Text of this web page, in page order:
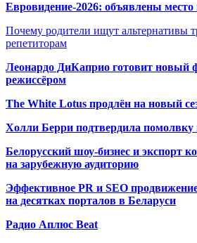
Евровидение-2026: объявлены место
Почему родители ищут альтернативы
репетиторам
Леонардо ДиКаприо готовит новый
режиссёром
The White Lotus продлён на новый
Холли Берри подтвердила помолвку
Белорусский шоу-бизнес и экспорт
на зарубежную аудиторию
Эффективное PR и SEO
на десятках порталов в Беларуси
Радио Аплюс Beat